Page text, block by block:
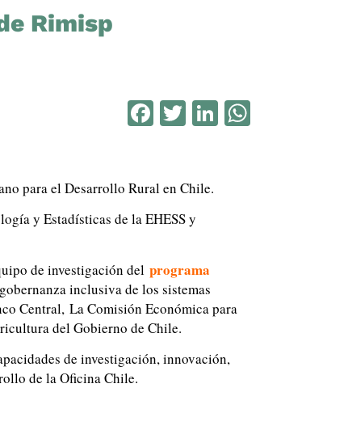
Rimisp
Facebook
TwitterLinkedIn
para el Desarrollo Rural en Chile.
y Estadísticas de la EHESS y
de investigación del programa
inclusiva de los sistemas
Central, La Comisión Económica para
del Gobierno de Chile.
de investigación, innovación,
de la Oficina Chile.